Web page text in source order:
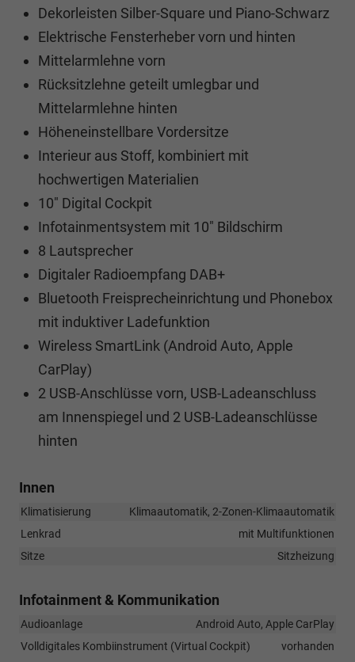
Dekorleisten Silber-Square und Piano-Schwarz
Elektrische Fensterheber vorn und hinten
Mittelarmlehne vorn
Rücksitzlehne geteilt umlegbar und
Mittelarmlehne hinten
Höheneinstellbare Vordersitze
Interieur aus Stoff, kombiniert mit
hochwertigen Materialien
10" Digital Cockpit
Infotainmentsystem mit 10" Bildschirm
8 Lautsprecher
Digitaler Radioempfang DAB+
Bluetooth Freisprecheinrichtung und Phonebox
mit induktiver Ladefunktion
Wireless SmartLink (Android Auto, Apple
CarPlay)
2 USB-Anschlüsse vorn, USB-Ladeanschluss
am Innenspiegel und 2 USB-Ladeanschlüsse
hinten
Innen
Klimatisierung
Klimaautomatik, 2-Zonen-Klimaautomatik
Lenkrad
mit Multifunktionen
Sitze
Sitzheizung
Infotainment & Kommunikation
Audioanlage
Android Auto, Apple CarPlay
Volldigitales Kombiinstrument (Virtual Cockpit)
vorhanden